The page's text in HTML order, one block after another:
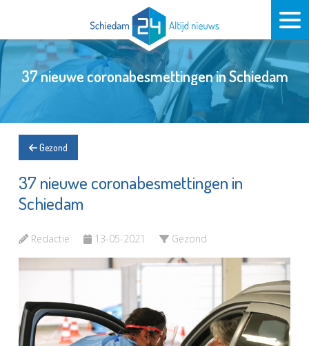
37 nieuwe coronabesmettingen in Schiedam
Gezond
37 nieuwe coronabesmettingen in
Schiedam
Redactie 13-05-2021 Gezond